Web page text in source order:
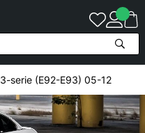
3-serie (E92-E93) 05-12
431 Produkter